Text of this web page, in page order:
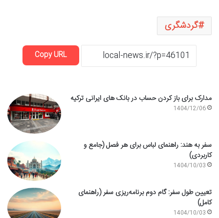
گردشگری
Copy URL
مدارک برای باز کردن حساب در بانک های ایرانی ترکیه
1404/12/06
سفر به هند: راهنمای لباس برای هر فصل (جامع و
کاربردی)
1404/10/03
تعیین طول سفر: گام دوم برنامه‌ریزی سفر (راهنمای
کامل)
1404/10/03